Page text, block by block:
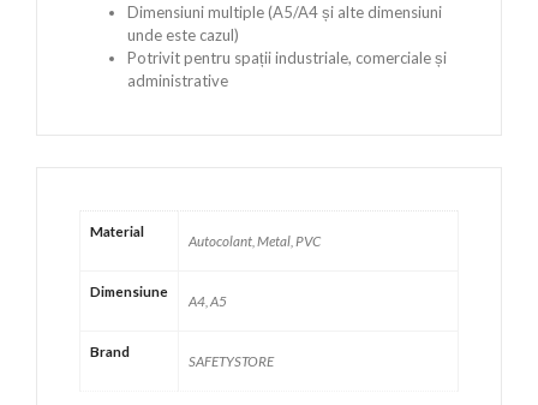
Dimensiuni multiple (A5/A4 și alte dimensiuni
unde este cazul)
Potrivit pentru spații industriale, comerciale și
administrative
Material
Autocolant, Metal, PVC
Dimensiune
A4, A5
Brand
SAFETYSTORE